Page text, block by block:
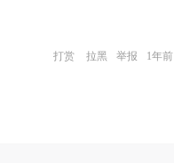
打赏 拉黑 举报 1年前